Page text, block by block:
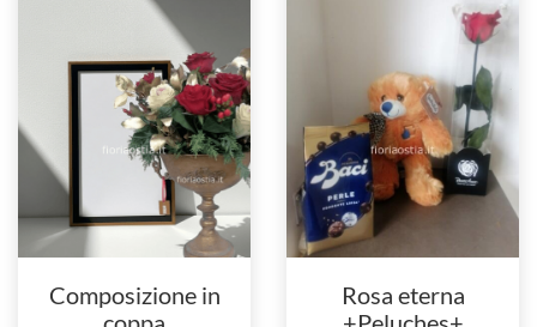
Composizione in
Rosa eterna